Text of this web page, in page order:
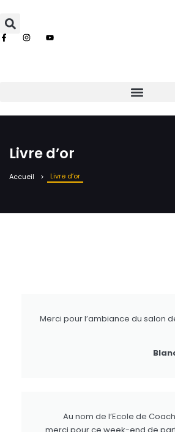
Livre d’or
Accueil Livre d’or
Merci pour l’ambiance du salon
Au nom de l’Ecole de